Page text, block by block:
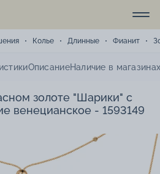
Колье Длинные Фианит
ОписаниеНаличие в
золоте "Шарики" с
венецианское - 1593149